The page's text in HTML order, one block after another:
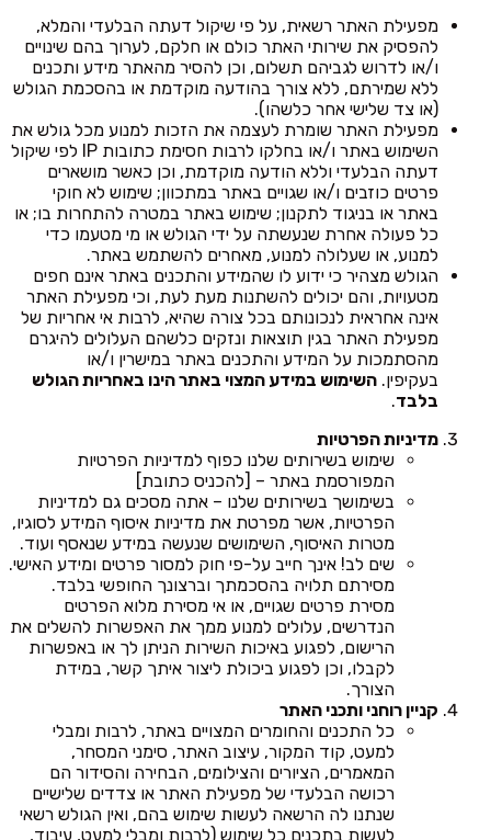
מפעילת האתר רשאית, על פי שיקול דעתה הבלעדי והמלא,
להפסיק את שירותי האתר כולם או חלקם, לערוך בהם שינויים
ו/או לדרוש לגביהם תשלום, וכן להסיר מהאתר מידע ותכנים
ללא שמירתם, ללא צורך בהודעה מוקדמת או בהסכמת הגולש
(או צד שלישי אחר כלשהו).
מפעילת האתר שומרת לעצמה את הזכות למנוע מכל גולש את
השימוש באתר ו/או בחלקו לרבות חסימת כתובות IP לפי שיקול
דעתה הבלעדי וללא הודעה מוקדמת, וכן כאשר מושארים
פרטים כוזבים ו/או שגויים באתר במתכוון; שימוש לא חוקי
באתר או בניגוד לתקנון; שימוש באתר במטרה להתחרות בו; או
כל פעולה אחרת שנעשתה על ידי הגולש או מי מטעמו כדי
למנוע, או שעלולה למנוע, מאחרים להשתמש באתר.
הגולש מצהיר כי ידוע לו שהמידע והתכנים באתר אינם חפים
מטעויות, והם יכולים להשתנות מעת לעת, וכי מפעילת האתר
אינה אחראית לנכונותם בכל צורה שהיא, לרבות אי אחריות של
מפעילת האתר בגין תוצאות ונזקים כלשהם העלולים להיגרם
מהסתמכות על המידע והתכנים באתר במישרין ו/או
בעקיפין. השימוש במידע המצוי באתר הינו באחריות הגולש
בלבד.
מדיניות הפרטיות
שימוש בשירותים שלנו כפוף למדיניות הפרטיות
המפורסמת באתר – [להכניס כתובת]
בשימושך בשירותים שלנו – אתה מסכים גם למדיניות
הפרטיות, אשר מפרטת את מדיניות איסוף המידע לסוגיו,
מטרות האיסוף, השימושים שנעשה במידע שנאסף ועוד.
שים לב! אינך חייב על-פי חוק למסור פרטים ומידע האישי.
מסירתם תלויה בהסכמתך וברצונך החופשי בלבד.
מסירת פרטים שגויים, או אי מסירת מלוא הפרטים
הנדרשים, עלולים למנוע ממך את האפשרות להשלים את
הרישום, לפגוע באיכות השירות הניתן לך או באפשרות
לקבלו, וכן לפגוע ביכולת ליצור איתך קשר, במידת
הצורך.
קניין רוחני ותכני האתר
כל התכנים והחומרים המצויים באתר, לרבות ומבלי
למעט, קוד המקור, עיצוב האתר, סימני המסחר,
המאמרים, הציורים והצילומים, הבחירה והסידור הם
רכושה הבלעדי של מפעילת האתר או צדדים שלישיים
שנתנו לה הרשאה לעשות שימוש בהם, ואין הגולש רשאי
לעשות בתכנים כל שימוש (לרבות ומבלי למעט, עיבוד,